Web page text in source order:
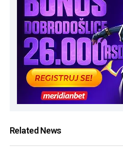
Related News